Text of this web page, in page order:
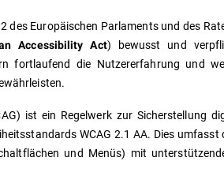
des Europäischen Parlaments und des
Accessibility Act) bewusst und
fortlaufend die Nutzererfahrung und
ist ein Regelwerk zur Sicherstellung
WCAG 2.1 AA. Dies
und Menüs) mit